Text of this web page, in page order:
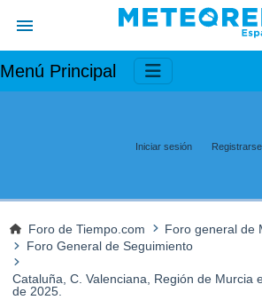
Menú Principal
Iniciar sesión Registrarse
Foro de Tiempo.com
Foro general de
Foro General de Seguimiento
Cataluña, C. Valenciana, Región de Murcia
de 2025.